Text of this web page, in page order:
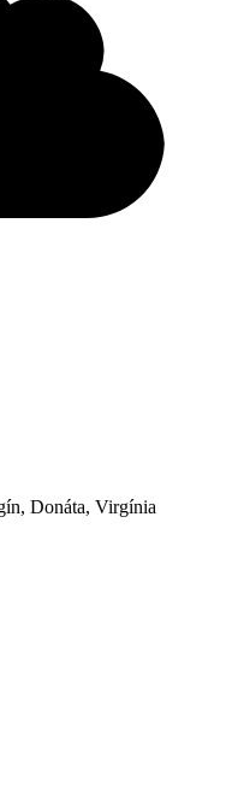
Donáta, Virgínia